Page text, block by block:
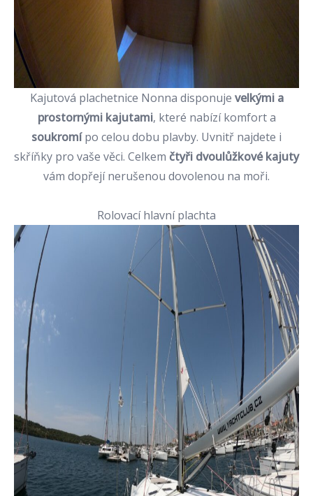
Kajutová plachetnice Nonna disponuje velkými a
prostornými kajutami, které nabízí komfort a
soukromípo celou dobu plavby. Uvnitř najdete i
skříňky pro vaše věci. Celkem čtyři dvoulůžkové kajuty
vám dopřejí nerušenou dovolenou na moři.
Rolovací hlavní plachta